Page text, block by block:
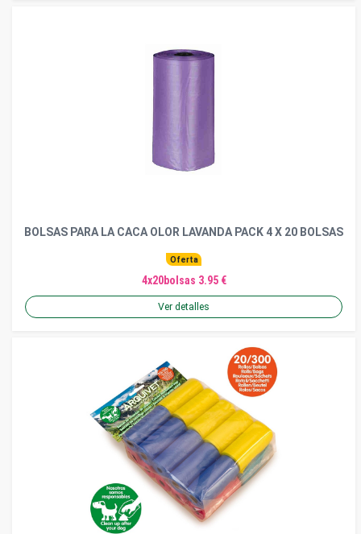
BOLSAS PARA LA CACA OLOR LAVANDA PACK 4 X 20 BOLSAS
Oferta
4x20bolsas 3.95 €
Ver detalles